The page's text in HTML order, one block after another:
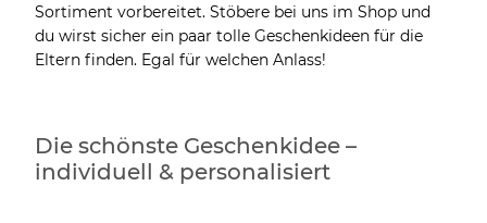
Sortiment vorbereitet. Stöbere bei uns im Shop und
du wirst sicher ein paar tolle Geschenkideen für die
Eltern finden. Egal für welchen Anlass!
Die schönste Geschenkidee –
individuell & personalisiert